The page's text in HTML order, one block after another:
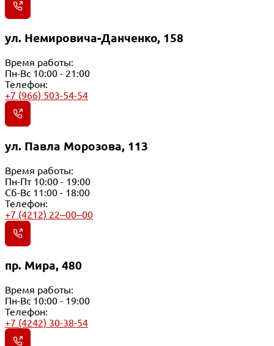
ул. Немировича-Данченко, 158
Время работы:
Пн-Вс 10:00 - 21:00
Телефон:
+7 (966) 503-54-54
ул. Павла Морозова, 113
Время работы:
Пн-Пт 10:00 - 19:00
Сб-Вс 11:00 - 18:00
Телефон:
+7 (4212) 22‒00‒00
пр. Мира, 480
Время работы:
Пн-Вс 10:00 - 19:00
Телефон:
+7 (4242) 30-38-54